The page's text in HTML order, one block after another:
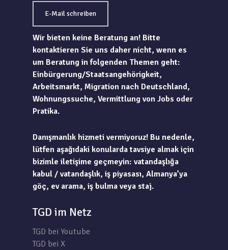
E-Mail schreiben
Wir bieten keine Beratung an! Bitte
kontaktieren Sie uns daher nicht, wenn es
um Beratung in folgenden Themen geht:
Einbürgerung/Staatsangehörigkeit,
Arbeitsmarkt, Migration nach Deutschland,
Wohnungssuche, Vermittlung von Jobs oder
Pratika.
Danışmanlık hizmeti vermiyoruz! Bu nedenle,
lütfen aşağıdaki konularda tavsiye almak için
bizimle iletişime geçmeyin: vatandaşlığa
kabul / vatandaşlık, iş piyasası, Almanya’ya
göç, ev arama, iş bulma veya staj.
TGD im Netz
TGD bei Youtube
TGD bei X